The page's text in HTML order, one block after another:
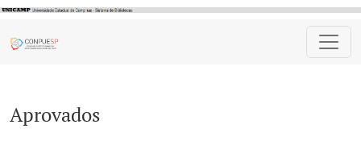
Aprovados